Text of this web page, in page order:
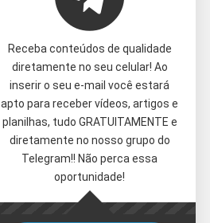
Receba conteúdos de qualidade
diretamente no seu celular! Ao
inserir o seu e-mail você estará
apto para receber vídeos, artigos e
planilhas, tudo GRATUITAMENTE e
diretamente no nosso grupo do
Telegram!! Não perca essa
oportunidade!